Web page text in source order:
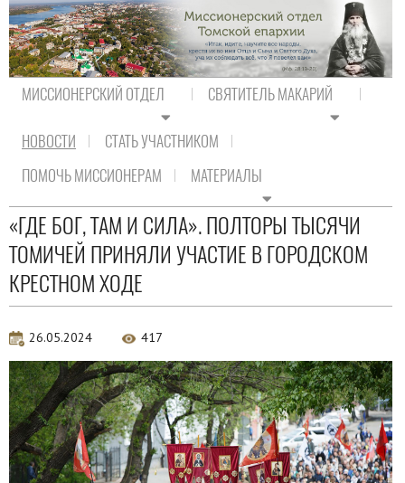
МИССИОНЕРСКИЙ ОТДЕЛ СВЯТИТЕЛЬ МАКАРИЙ
НОВОСТИ
СТАТЬ УЧАСТНИКОМ
ПОМОЧЬ МИССИОНЕРАМ
МАТЕРИАЛЫ
Новости епархии
«ГДЕ БОГ, ТАМ И СИЛА». ПОЛТОРЫ ТЫСЯЧИ
ТОМИЧЕЙ ПРИНЯЛИ УЧАСТИЕ В ГОРОДСКОМ
КРЕСТНОМ ХОДЕ
26.05.2024 417